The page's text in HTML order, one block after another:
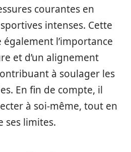
courantes en
intenses. Cette
l’importance
et d’un alignement
à soulager les
En fin de compte, il
à soi-même, tout en
ses limites.